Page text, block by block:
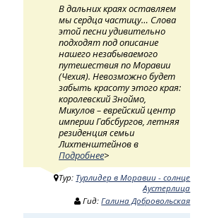
В дальних краях оставляем
мы сердца частицу… Слова
этой песни удивительно
подходят под описание
нашего незабываемого
путешествия по Моравии
(Чехия). Невозможно будет
забыть красоту этого края:
королевский Зноймо,
Микулов – еврейский центр
империи Габсбургов, летняя
резиденция семьи
Лихтенштейнов в
Подробнее>
Тур: Турлидер в Моравии - солнце
Аустерлица
Гид:Галина Добровольская